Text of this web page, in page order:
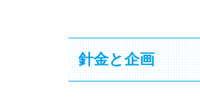
針金と企画